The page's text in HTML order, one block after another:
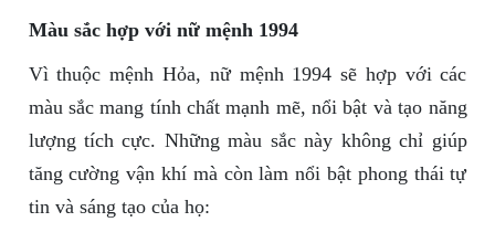
Màu sắc hợp với nữ mệnh 1994
Vì thuộc mệnh Hỏa, nữ mệnh 1994 sẽ hợp với các
màu sắc mang tính chất mạnh mẽ, nổi bật và tạo năng
lượng tích cực. Những màu sắc này không chỉ giúp
tăng cường vận khí mà còn làm nổi bật phong thái tự
tin và sáng tạo của họ: